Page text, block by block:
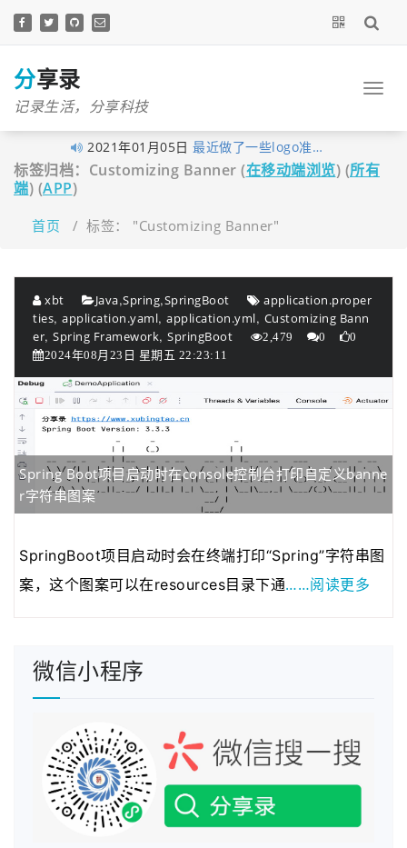
正
分享录
记录生活，分享科技
标签归档：Customizing Banner (在移动端浏览) (所有
端) (APP)
2021年01月05日 最近做了一些logo准…
2020年11月03日 分享录网站底部现已…
2020年10月23日 由于网站暂未落实实…
2020年09月26日 考虑到很多技术文章…
2020年09月16日 我的个人网站分享录…
2020年06月14日 大家不用太拘束，但…
2020年06月03日 经过这段时间的努力…
2020年05月12日
2020年04月28日
2020年04月23日
由于服务器的带宽有…
2020年01月08日 若想发表博客的可以…
2021年03月01日
为了跟整套系统名称…
首页 / 标签： "Customizing Banner"
xbt Java,Spring,SpringBoot
application.proper
ties, application.yaml, application.yml, Customizing Bann
er, Spring Framework, SpringBoot 2,479 0
0
2024年08月23日 星期五 22:23:11
Spring Boot项目启动时在console控制台打印自定义banne
r字符串图案
SpringBoot项目启动时会在终端打印“Spring”字符串图
案，这个图案可以在resources目录下通……阅读更多
微信小程序